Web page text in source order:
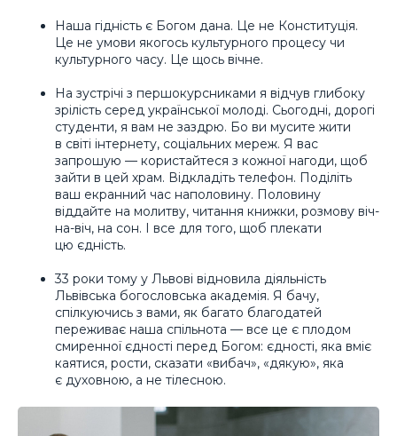
Наша гідність є Богом дана. Це не Конституція.
Це не умови якогось культурного процесу чи
культурного часу. Це щось вічне.
На зустрічі з першокурсниками я відчув глибоку
зрілість серед української молоді. Сьогодні, дорогі
студенти, я вам не заздрю. Бо ви мусите жити
в світі інтернету, соціальних мереж. Я вас
запрошую — користайтеся з кожної нагоди, щоб
зайти в цей храм. Відкладіть телефон. Поділіть
ваш екранний час наполовину. Половину
віддайте на молитву, читання книжки, розмову віч-
на-віч, на сон. І все для того, щоб плекати
цю єдність.
33 роки тому у Львові відновила діяльність
Львівська богословська академія. Я бачу,
спілкуючись з вами, як багато благодатей
переживає наша спільнота — все це є плодом
смиренної єдності перед Богом: єдності, яка вміє
каятися, рости, сказати «вибач», «дякую», яка
є духовною, а не тілесною.